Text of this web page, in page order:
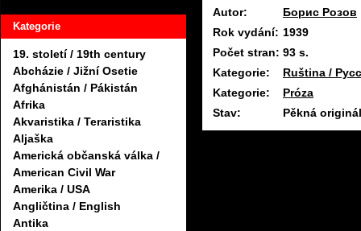
Kategorie
19. století / 19th century
Abcházie / Jižní Osetie
Afghánistán / Pákistán
Afrika
Akvaristika / Teraristika
Aljaška
Americká občanská válka /
American Civil War
Amerika / USA
Angličtina / English
Antika
Autor:
Борис Розов
Rok vydání: 1939
Počet stran: 93 s.
Kategorie:
Ruština /
Kategorie:
Próza
Stav:
Pěkná